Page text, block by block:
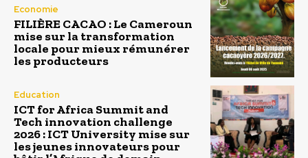
Economie
FILIÈRE CACAO : Le Cameroun
mise sur la transformation
locale pour mieux rémunérer
les producteurs
Education
ICT for Africa Summit and
Tech innovation challenge
2026 : ICT University mise sur
les jeunes innovateurs pour